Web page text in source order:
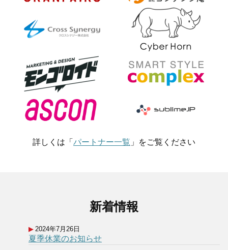
詳しくは「 パートナー一覧 」をご覧ください
新着情報
夏季休業のお知らせ
2024年7月26日